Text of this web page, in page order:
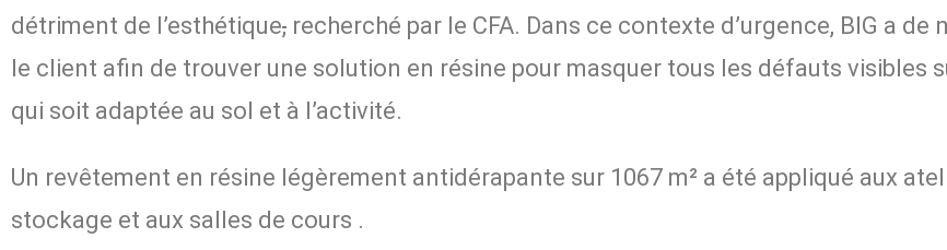
détriment de l’esthétique, recherché par le CFA. Dans ce contexte d’urgence, BIG a
le client afin de trouver une solution en résine pour masquer tous les défauts visibles
qui soit adaptée au sol et à l’activité.
Un revêtement en résine légèrement antidérapante sur 1067 m² a été appliqué aux
stockage et aux salles de cours .